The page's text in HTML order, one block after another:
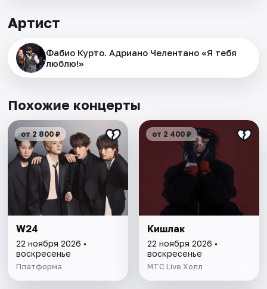
Артист
Фабио Курто. Адриано Челентано «Я тебя
люблю!»
Похожие концерты
от 2 800 ₽
W24
22 ноября 2026 •
воскресенье
Платформа
от 2 400 ₽
Кишлак
22 ноября 2026 •
воскресенье
MTC Live Холл